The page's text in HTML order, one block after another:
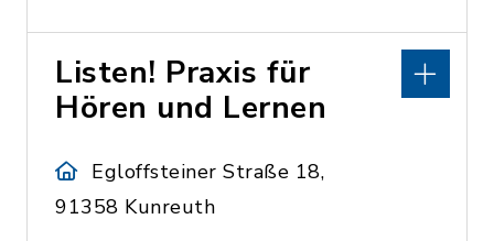
Listen! Praxis für
Hören und Lernen
Egloffsteiner Straße 18,
91358 Kunreuth